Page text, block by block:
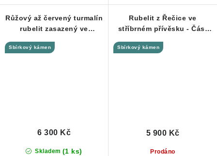
Růžový až červený turmalín
rubelit zasazený ve
Sbírkový kámen
Skladem (1 ks)
6 300 Kč
Rubelit z Řečice ve
stříbrném přívěsku - Část
barvou
Sbírkový kámen
Prodáno
5 900 Kč